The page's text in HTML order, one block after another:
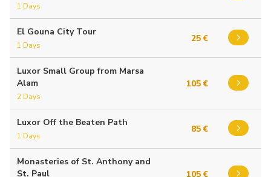
1 Days
El Gouna City Tour
1 Days
25 €
Luxor Small Group from Marsa
Alam
2 Days
105 €
Luxor Off the Beaten Path
1 Days
85 €
Monasteries of St. Anthony and
St. Paul
105 €